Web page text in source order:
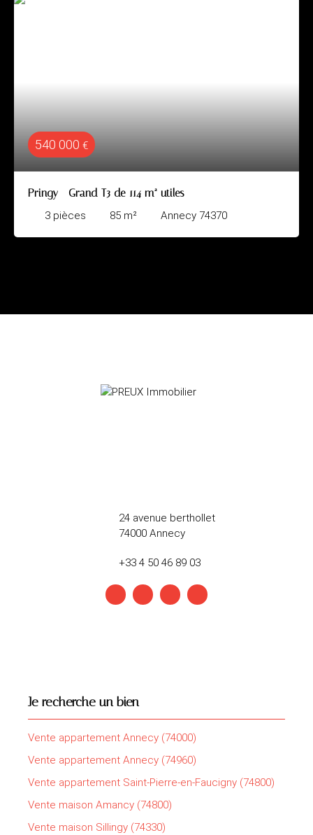
540 000 €
Pringy - Grand T3 de 114 m² utiles
3 pièces 85 m² Annecy 74370
24 avenue berthollet
74000 Annecy
+33 4 50 46 89 03
Je recherche un bien
Vente appartement Annecy (74000)
Vente appartement Annecy (74960)
Vente appartement Saint-Pierre-en-Faucigny (74800)
Vente maison Amancy (74800)
Vente maison Sillingy (74330)